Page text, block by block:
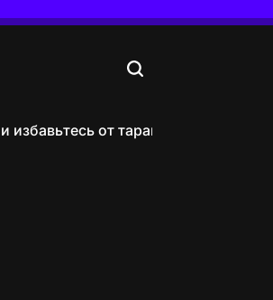
от тараканов в своей